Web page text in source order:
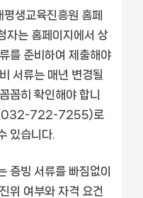
생교육진흥원 홈페
자는 홈페이지에서 상
를 준비하여 제출해야
서류는 매년 변경될
꼼히 확인해야 합니
(032-722-7255)로
있습니다.
증빙 서류를 빠짐없이
위 여부와 자격 요건